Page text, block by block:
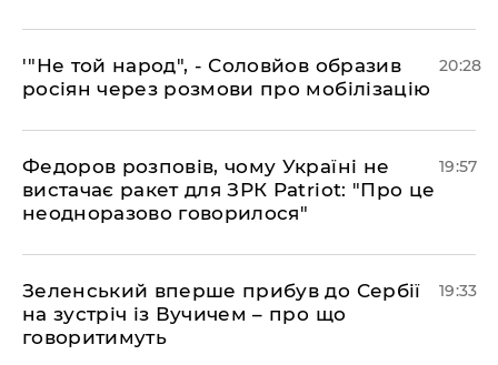
​'"Не той народ", - Соловйов образив
росіян через розмови про мобілізацію
20:28
​Федоров розповів, чому Україні не
вистачає ракет для ЗРК Patriot: "Про це
неодноразово говорилося"
19:57
​Зеленський вперше прибув до Сербії
на зустріч із Вучичем – про що
говоритимуть
19:33